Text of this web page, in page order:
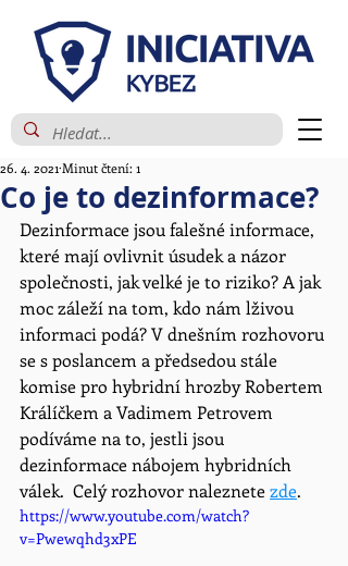
Co je to dezinformace?
26. 4. 2021 Minut čtení: 1
Dezinformace jsou falešné informace,
které mají ovlivnit úsudek a názor
společnosti, jak velké je to riziko? A jak
moc záleží na tom, kdo nám lživou
informaci podá? V dnešním rozhovoru
se s poslancem a předsedou stále
komise pro hybridní hrozby Robertem
Králíčkem a Vadimem Petrovem
podíváme na to, jestli jsou
dezinformace nábojem hybridních
válek.  Celý rozhovor naleznete zde.
https://www.youtube.com/watch?
v=Pwewqhd3xPE